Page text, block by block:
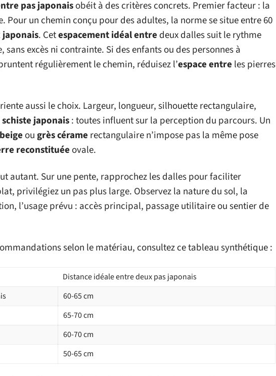
pas japonaisobéit à des critères concrets. Premier facteur : la
Pour un chemin conçu pour des adultes, la norme se situe entre 60
. Cetespacement idéal entre deux dalles suit le rythme
sans excès ni contrainte. Si des enfants ou des personnes à
régulièrement le chemin, réduisez l’espace entre les pierres
aussi le choix. Largeur, longueur, silhouette rectangulaire,
japonais: toutes influent sur la perception du parcours. Un
ougrès cérame rectangulaire n’impose pas la même pose
reconstituée ovale.
autant. Sur une pente, rapprochez les dalles pour faciliter
privilégiez un pas plus large. Observez la nature du sol, la
l’usage prévu : accès principal, passage utilitaire ou sentier de
selon le matériau, consultez ce tableau synthétique :
Distance idéale entre deux pas japonais
60-65 cm
65-70 cm
60-70 cm
50-65 cm